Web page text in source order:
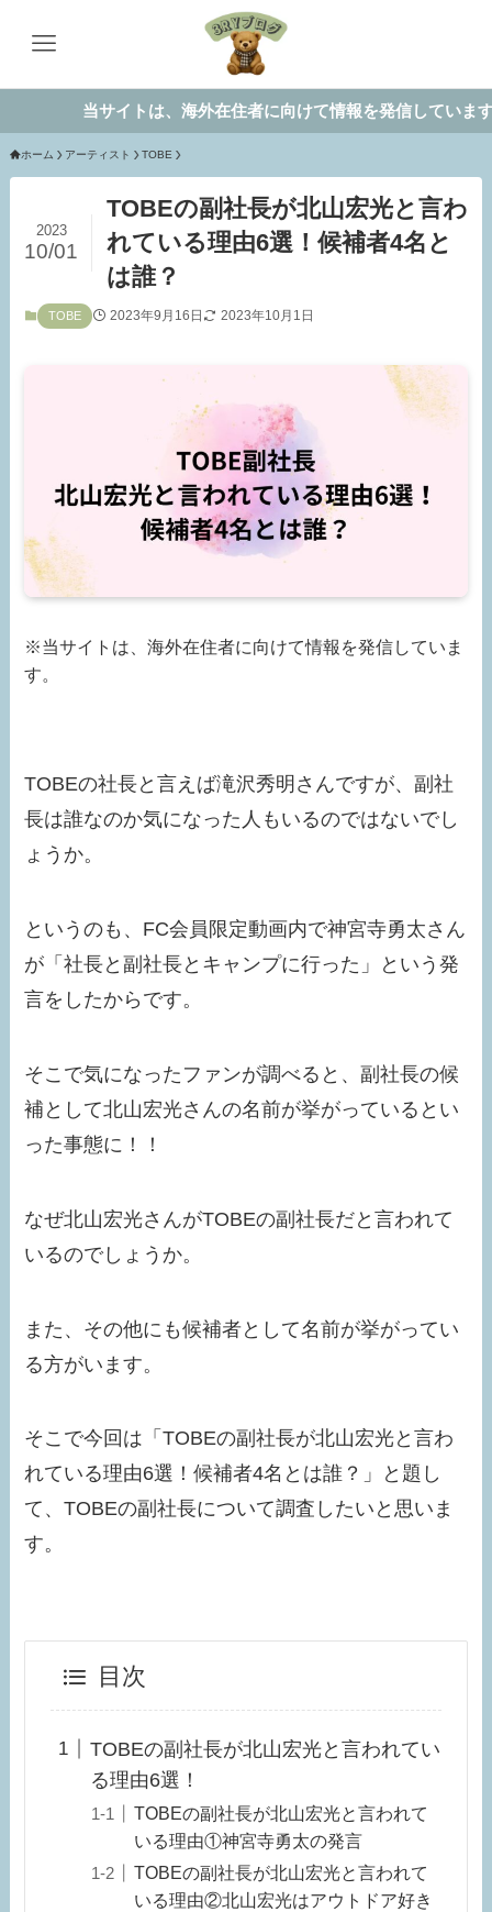
サイトは、海外在住者に向けて情報を発信しています。
ホーム アーティスト TOBE
TOBEの副社長が北山宏光と言わ
れている理由6選！候補者4名と
は誰？
2023
10/01
TOBE 2023年9月16日 2023年10月1日
※当サイトは、海外在住者に向けて情報を発信していま
す。
TOBEの社長と言えば滝沢秀明さんですが、副社
長は誰なのか気になった人もいるのではないでし
ょうか。
というのも、FC会員限定動画内で神宮寺勇太さん
が「社長と副社長とキャンプに行った」という発
言をしたからです。
そこで気になったファンが調べると、副社長の候
補として北山宏光さんの名前が挙がっているとい
った事態に！！
なぜ北山宏光さんがTOBEの副社長だと言われて
いるのでしょうか。
また、その他にも候補者として名前が挙がってい
る方がいます。
そこで今回は「TOBEの副社長が北山宏光と言わ
れている理由6選！候補者4名とは誰？」と題し
て、TOBEの副社長について調査したいと思いま
す。
目次
TOBEの副社長が北山宏光と言われてい
る理由6選！
TOBEの副社長が北山宏光と言われて
いる理由①神宮寺勇太の発言
TOBEの副社長が北山宏光と言われて
いる理由②北山宏光はアウトドア好き